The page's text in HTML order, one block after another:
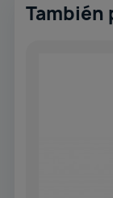
También